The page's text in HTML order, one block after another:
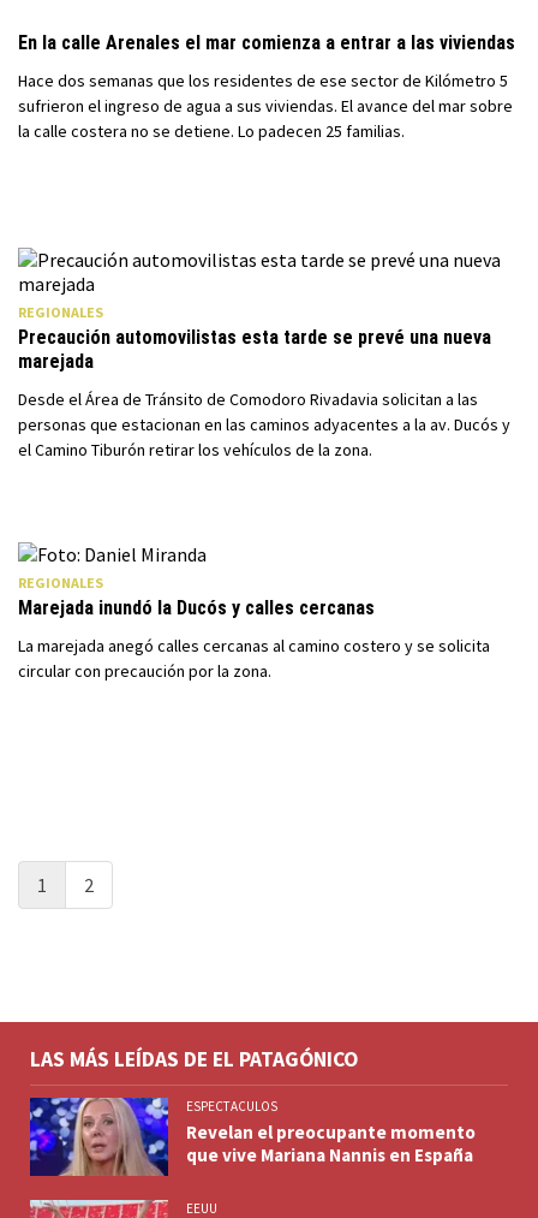
En la calle Arenales el mar comienza a entrar a las viviendas
Hace dos semanas que los residentes de ese sector de Kilómetro 5
sufrieron el ingreso de agua a sus viviendas. El avance del mar sobre
la calle costera no se detiene. Lo padecen 25 familias.
REGIONALES
Precaución automovilistas esta tarde se prevé una nueva
marejada
Desde el Área de Tránsito de Comodoro Rivadavia solicitan a las
personas que estacionan en las caminos adyacentes a la av. Ducós y
el Camino Tiburón retirar los vehículos de la zona.
REGIONALES
Marejada inundó la Ducós y calles cercanas
La marejada anegó calles cercanas al camino costero y se solicita
circular con precaución por la zona.
1 2
LAS MÁS LEÍDAS DE EL PATAGÓNICO
ESPECTACULOS
Revelan el preocupante momento
que vive Mariana Nannis en España
EEUU